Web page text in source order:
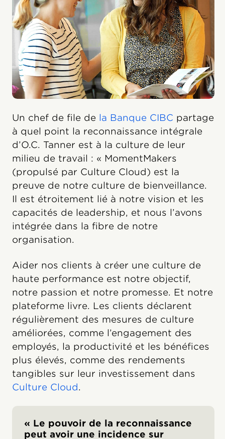
Un chef de file de la Banque CIBC partage
à quel point la reconnaissance intégrale
d’O.C. Tanner est à la culture de leur
milieu de travail : « MomentMakers
(propulsé par Culture Cloud) est la
preuve de notre culture de bienveillance.
Il est étroitement lié à notre vision et les
capacités de leadership, et nous l’avons
intégrée dans la fibre de notre
organisation.
Aider nos clients à créer une culture de
haute performance est notre objectif,
notre passion et notre promesse. Et notre
plateforme livre. Les clients déclarent
régulièrement des mesures de culture
améliorées, comme l’engagement des
employés, la productivité et les bénéfices
plus élevés, comme des rendements
tangibles sur leur investissement dans
Culture Cloud.
« Le pouvoir de la reconnaissance
peut avoir une incidence sur